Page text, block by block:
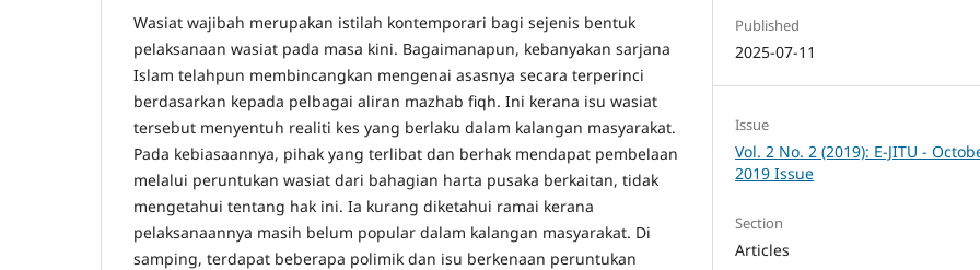
Wasiat wajibah merupakan istilah kontemporari bagi sejenis bentuk
pelaksanaan wasiat pada masa kini. Bagaimanapun, kebanyakan sarjana
Islam telahpun membincangkan mengenai asasnya secara terperinci
berdasarkan kepada pelbagai aliran mazhab fiqh. Ini kerana isu wasiat
tersebut menyentuh realiti kes yang berlaku dalam kalangan masyarakat.
Pada kebiasaannya, pihak yang terlibat dan berhak mendapat pembelaan
melalui peruntukan wasiat dari bahagian harta pusaka berkaitan, tidak
mengetahui tentang hak ini. Ia kurang diketahui ramai kerana
pelaksanaannya masih belum popular dalam kalangan masyarakat. Di
samping, terdapat beberapa polimik dan isu berkenaan peruntukan
Published
2025-07-11
Issue
Vol. 2 No. 2 (2019): E-JITU -
2019 Issue
Section
Articles